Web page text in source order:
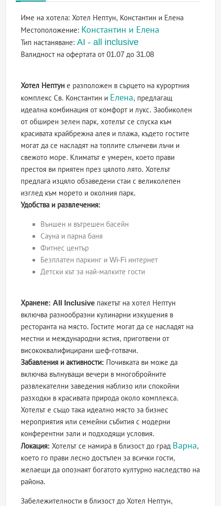
Име на хотела: Хотел Нептун, Константин и Елена
Местоположение: Константин и Елена
Тип настаняване:AI - all inclusive
Валидност на офертатаот 01.07 до 31.08
Хотел Нептун е разположен в сърцето на курортния
комплекс Св. Константин и Елена, предлагащ
идеална комбинация от комфорт и лукс. Заобиколен
от обширен зелен парк, хотелът се спуска към
красивата крайбрежна алея и плажа, където гостите
могат да се насладят на топлите слънчеви лъчи и
свежото море. Климатът е умерен, което прави
престоя ви приятен през цялото лято. Хотелът
предлага изцяло обзаведени стаи с великолепен
изглед към морето и околния парк.
Удобства и развлечения:
Външен и вътрешен басейн
Сауна и парна баня
Фитнес център
Безплатен паркинг и Wi-Fi интернет
Детски кът за най-малките гости
Хранене: All Inclusive пакетът на хотел Нептун
включва разнообразни кулинарни изкушения в
ресторанта на място. Гостите могат да се насладят на
местни и международни ястия, приготвени от
висококвалифицирани шеф-готвачи.
Забавления и активности: Почивката ви може да
включва вълнуващи вечери в многобройните
развлекателни заведения наблизо или спокойни
разходки в красивата природа около комплекса.
Хотелът е също така идеално място за бизнес
мероприятия или семейни събития с модерни
конферентни зали и подходящи условия.
Локация: Хотелът се намира в близост до град Варна,
което го прави лесно достъпен за всички гости,
желаещи да опознаят богатото културно наследство на
района.
Забележителности в близост до Хотел Нептун,